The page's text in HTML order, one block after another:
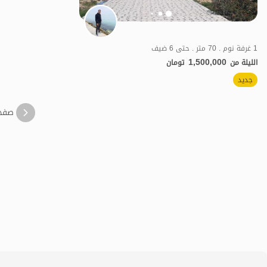
1 غرفة نوم . 70 متر . حتى 6 ضيف
الليلة من 1,500,000 تومان
جديد